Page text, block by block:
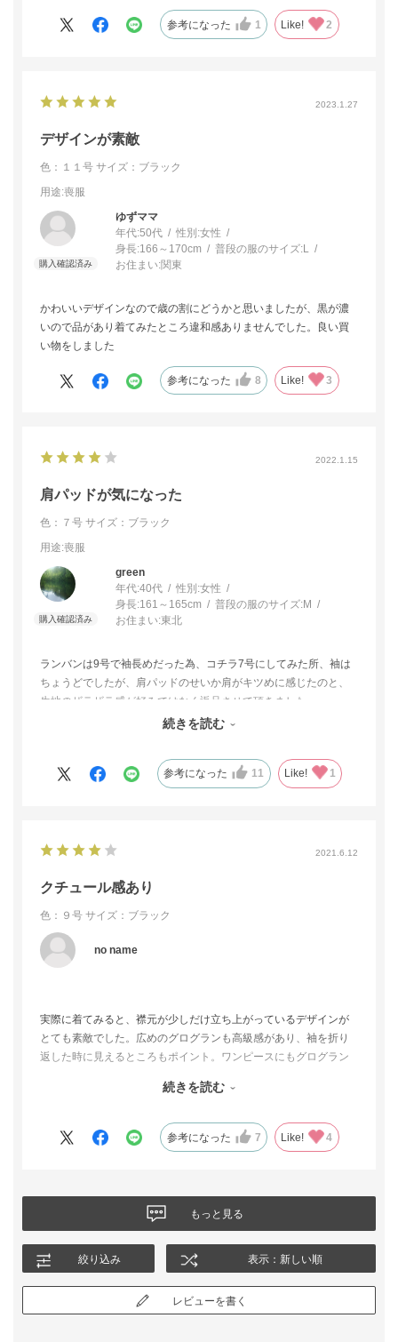
参考になった
1 Like! 2
2023.1.27
デザインが素敵
色：１１号 サイズ：ブラック
用途:喪服
ゆずママ
年代:50代 性別:女性
身長:166～170cm 普段の服のサイズ:L
お住まい:関東
かわいいデザインなので歳の割にどうかと思いましたが、黒が濃
いので品があり着てみたところ違和感ありませんでした。良い買
い物をしました
参考になった 8 Like! 3
2022.1.15
肩パッドが気になった
色：７号 サイズ：ブラック
用途:喪服
green
年代:40代 性別:女性
身長:161～165cm 普段の服のサイズ:M
お住まい:東北
ランバンは9号で袖長めだった為、コチラ7号にしてみた所、袖は
ちょうどでしたが、肩パッドのせいか肩がキツめに感じたのと、
生地のザラザラ感が好みではなく返品させて頂きました。
リボンが取り外せるのを現物で知ったので、リボンの有無でイメ
続きを読む
参考になった 11 Like! 1
2021.6.12
クチュール感あり
色：９号 サイズ：ブラック
no name
実際に着てみると、襟元が少しだけ立ち上がっているデザインが
とても素敵でした。広めのグログランも高級感があり、袖を折り
返した時に見えるところもポイント。ワンピースにもグログラン
ます。ただ、私の場合、座って膝はぎりぎり隠れますが、他のお
続きを読む
参考になった 7 Like! 4
もっと見る
絞り込み 表示：新しい順
レビューを書く